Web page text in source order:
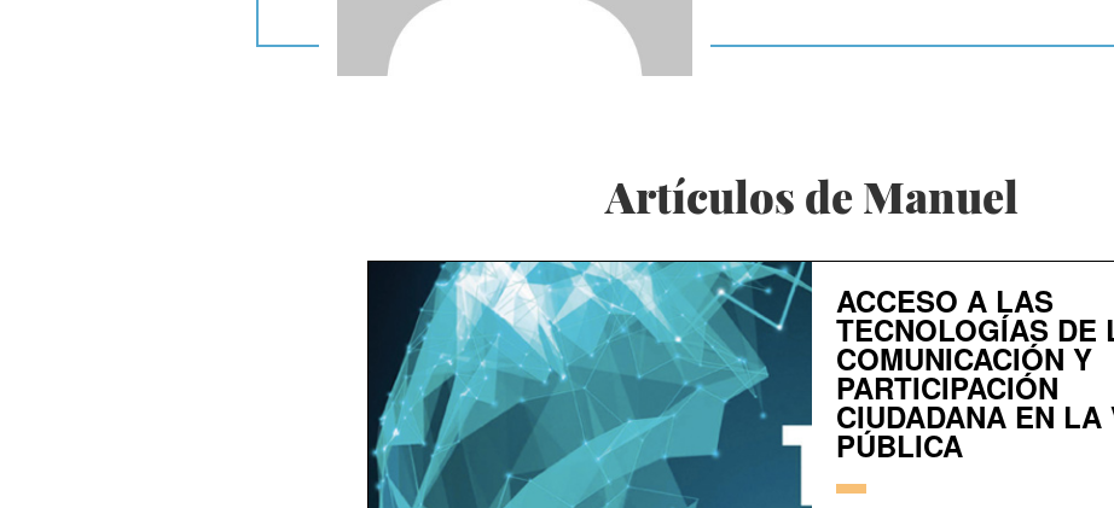
Artículos de Manuel
ACCESO A LAS
TECNOLOGÍAS DE
COMUNICACIÓN Y
PARTICIPACIÓN
CIUDADANA EN LA
PÚBLICA